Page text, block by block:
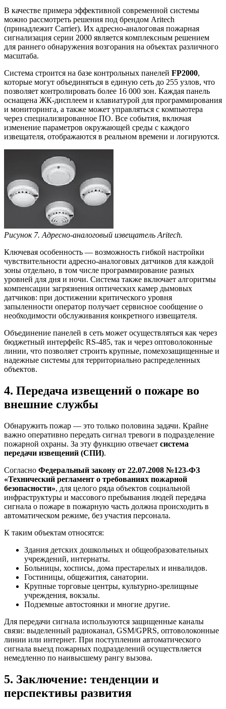
В качестве примера эффективной современной системы
можно рассмотреть решения под брендом Aritech
(принадлежит Carrier). Их адресно-аналоговая пожарная
сигнализация серии 2000 является комплексным решением
для раннего обнаружения возгорания на объектах различного
масштаба.
Система строится на базе контрольных панелей FP2000,
которые могут объединяться в единую сеть до 255 узлов, что
позволяет контролировать более 16 000 зон. Каждая панель
оснащена ЖК-дисплеем и клавиатурой для программирования
и мониторинга, а также может управляться с компьютера
через специализированное ПО. Все события, включая
изменение параметров окружающей среды с каждого
извещателя, отображаются в реальном времени и логируются.
Рисунок 7. Адресно-аналоговый извещатель Aritech.
Ключевая особенность — возможность гибкой настройки
чувствительности адресно-аналоговых датчиков для каждой
зоны отдельно, в том числе программирование разных
уровней для дня и ночи. Система также включает алгоритмы
компенсации загрязнения оптических камер дымовых
датчиков: при достижении критического уровня
запыленности оператор получает сервисное сообщение о
необходимости обслуживания конкретного извещателя.
Объединение панелей в сеть может осуществляться как через
бюджетный интерфейс RS-485, так и через оптоволоконные
линии, что позволяет строить крупные, помехозащищенные и
надежные системы для территориально распределенных
объектов.
4. Передача извещений о пожаре во
внешние службы
Обнаружить пожар — это только половина задачи. Крайне
важно оперативно передать сигнал тревоги в подразделение
пожарной охраны. За эту функцию отвечает система
передачи извещений (СПИ).
Согласно Федеральный закону от 22.07.2008 №123-ФЗ
«Технический регламент о требованиях пожарной
безопасности», для целого ряда объектов социальной
инфраструктуры и массового пребывания людей передача
сигнала о пожаре в пожарную часть должна происходить в
автоматическом режиме, без участия персонала.
К таким объектам относятся:
Здания детских дошкольных и общеобразовательных
учреждений, интернаты.
Больницы, хосписы, дома престарелых и инвалидов.
Гостиницы, общежития, санатории.
Крупные торговые центры, культурно-зрелищные
учреждения, вокзалы.
Подземные автостоянки и многие другие.
Для передачи сигнала используются защищенные каналы
связи: выделенный радиоканал, GSM/GPRS, оптоволоконные
линии или интернет. При поступлении автоматического
сигнала выезд пожарных подразделений осуществляется
немедленно по наивысшему рангу вызова.
5. Заключение: тенденции и
перспективы развития